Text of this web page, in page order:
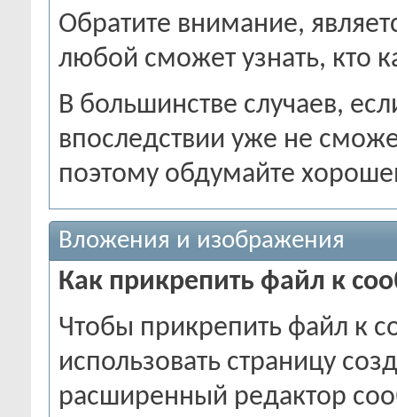
Обратите внимание,
любой сможет узнать, кто
В большинстве случаев,
впоследствии уже не
поэтому обдумайте
Вложения и изображения
Как прикрепить файл к
Чтобы прикрепить файл к
использовать страницу
расширенный редактор